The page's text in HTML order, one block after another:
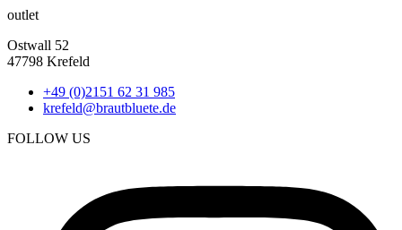
outlet
Ostwall 52
47798 Krefeld
+49 (0)2151 62 31 985
krefeld@brautbluete.de
FOLLOW US